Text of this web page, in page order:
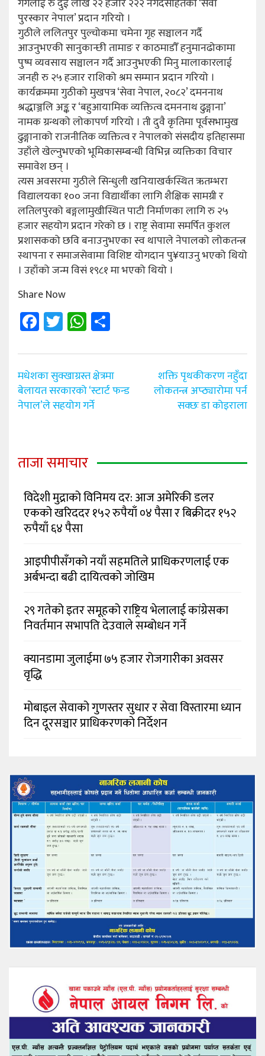
गर्गलाई रु दुई लाख २२ हजार २२२ नगदसहितको ‘सेवा
पुरस्कार नेपाल’ प्रदान गरियो ।
गुठीले ललितपुर पुल्चोकमा चमेना गृह सञ्चालन गर्दै
आउनुभएकी सानुकान्छी तामाङ र काठमाडौँ हनुमानढोकामा
पुष्प व्यवसाय सञ्चालन गर्दै आउनुभएकी मिनु मालाकारलाई
जनही रु २५ हजार राशिको श्रम सम्मान प्रदान गरियो ।
कार्यक्रममा गुठीको मुखपत्र ‘सेवा नेपाल, २०८२’ दमननाथ
श्रद्धाञ्जलि अङ्क र ‘बहुआयामिक व्यक्तित्व दमननाथ ढुङ्गाना’
नामक ग्रन्थको लोकापर्ण गरियो । ती दुवै कृतिमा पूर्वसभामुख
ढुङ्गानाको राजनीतिक व्यक्तित्व र नेपालको संसदीय इतिहासमा
उहाँले खेल्नुभएको भूमिकासम्बन्धी विभिन्न व्यक्तिका विचार
समावेश छन् ।
त्यस अवसरमा गुठीले सिन्धुली खनियाखर्कस्थित ऋतम्भरा
विद्यालयका १०० जना विद्यार्थीका लागि शैक्षिक सामग्री र
लतिलपुरको बङ्गलामुखीस्थित पाटी निर्माणका लागि रु २५
हजार सहयोग प्रदान गरेको छ । राष्ट्र सेवामा समर्पित कुशल
प्रशासकको छवि बनाउनुभएका स्व थापाले नेपालको लोकतन्त्र
स्थापना र समाजसेवामा विशिष्ट योगदान पु¥याउनु भएको थियो
। उहाँको जन्म विसं १९८१ मा भएको थियो ।
Share Now
Facebook
TwitterWhatsApp
Post
navigation
मधेशका सुक्खाग्रस्त क्षेत्रमा
बेलायत सरकारको ‘स्टार्ट फन्ड
नेपाल’ले सहयोग गर्ने
शक्ति पृथकीकरण नहुँदा
लोकतन्त्र अप्ठ्यारोमा पर्न
सक्छः डा कोइराला
ताजा समाचार
विदेशी मुद्राको विनिमय दर: आज अमेरिकी डलर
एकको खरिददर १५२ रुपैयाँ ०४ पैसा र बिक्रीदर १५२
रुपैयाँ ६४ पैसा
आइपीपीसँगको नयाँ सहमतिले प्राधिकरणलाई एक
अर्बभन्दा बढी दायित्वको जोखिम
२९ गतेको इतर समूहको राष्ट्रिय भेलालाई कांग्रेसका
निवर्तमान सभापति देउवाले सम्बोधन गर्ने
क्यानडामा जुलाईमा ७५ हजार रोजगारीका अवसर
वृद्धि
मोबाइल सेवाको गुणस्तर सुधार र सेवा विस्तारमा ध्यान
दिन दूरसञ्चार प्राधिकरणको निर्देशन